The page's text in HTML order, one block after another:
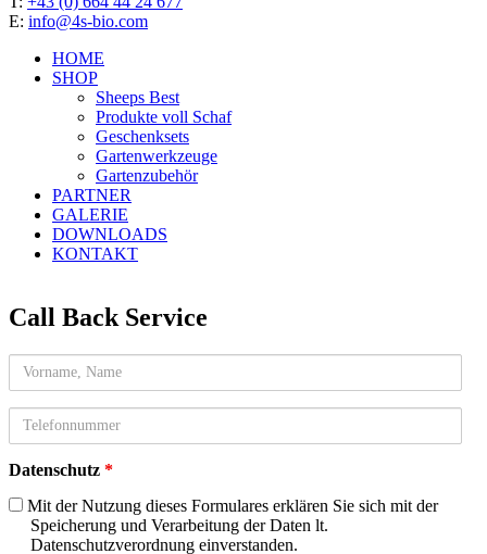
E: info@4s-bio.com
HOME
SHOP
Sheeps Best
Produkte voll Schaf
Geschenksets
Gartenwerkzeuge
Gartenzubehör
PARTNER
GALERIE
DOWNLOADS
KONTAKT
Call Back Service
Name
telefon
Datenschutz *
Mit der Nutzung dieses Formulares erklären Sie sich mit der
Speicherung und Verarbeitung der Daten lt.
Datenschutzverordnung einverstanden.